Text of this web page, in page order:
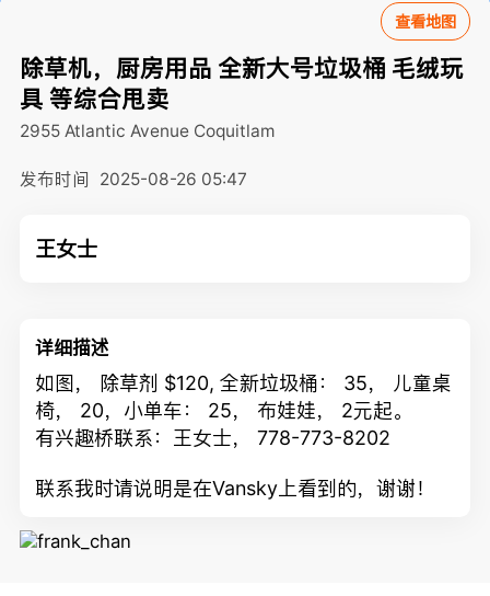
查看地图
除草机，厨房用品 全新大号垃圾桶 毛绒玩
具 等综合甩卖
2955 Atlantic Avenue Coquitlam
发布时间 2025-08-26 05:47
王女士
详细描述
如图， 除草剂 $120, 全新垃圾桶： 35， 儿童桌
椅， 20，小单车： 25， 布娃娃， 2元起。
有兴趣桥联系：王女士， 778-773-8202
联系我时请说明是在Vansky上看到的，谢谢！